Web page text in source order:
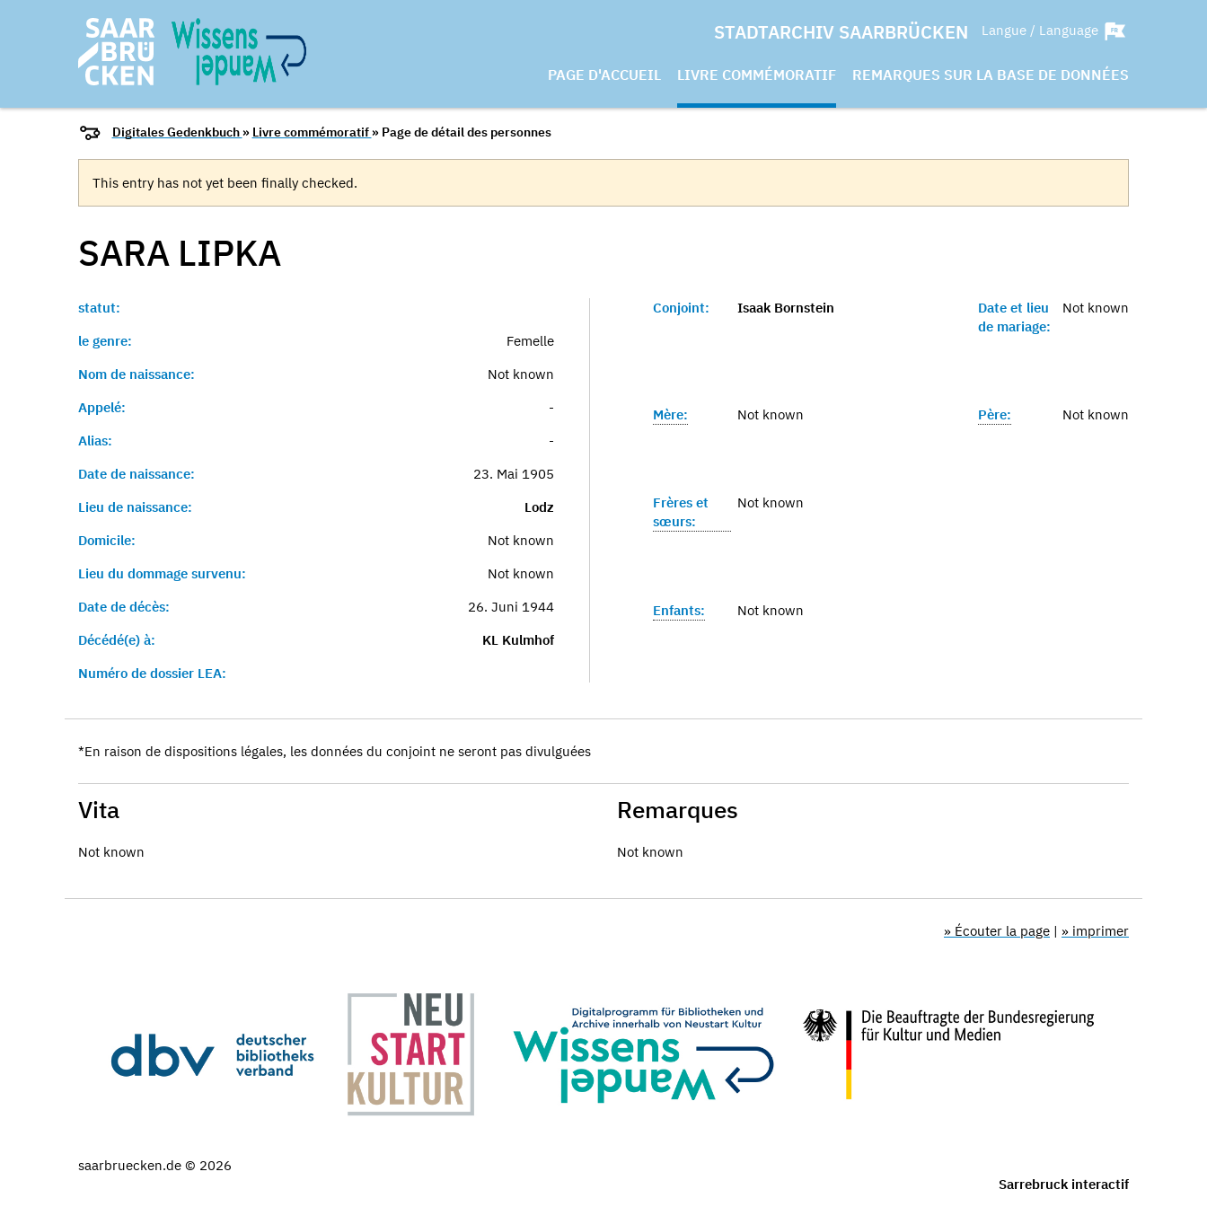
STADTARCHIV SAARBRÜCKEN Langue / Language
PAGE D'ACCUEIL LIVRE COMMÉMORATIF REMARQUES SUR LA BASE DE DONNÉES
Digitales Gedenkbuch » Livre commémoratif » Page de détail des personnes
This entry has not yet been finally checked.
SARA LIPKA
statut:
le genre:
Femelle
Nom de naissance:
Not known
Appelé:
-
Alias:
-
Date de naissance:
23. Mai 1905
Lieu de naissance:
Lodz
Domicile:
Not known
Lieu du dommage survenu:
Not known
Date de décès:
26. Juni 1944
Décédé(e) à:
KL Kulmhof
Numéro de dossier LEA:
Conjoint: Isaak Bornstein
Date et lieu
de mariage:
Not known
Mère: Not known Père: Not known
Frères et
sœurs:
Not known
Enfants: Not known
*En raison de dispositions légales, les données du conjoint ne seront pas divulguées
Vita
Not known
Remarques
Not known
» Écouter la page | » imprimer
saarbruecken.de © 2026
Sarrebruck interactif